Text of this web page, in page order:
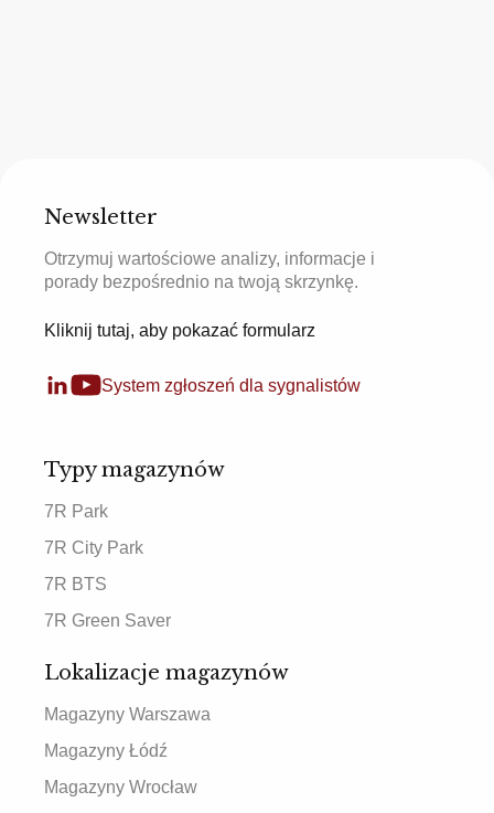
Newsletter
Otrzymuj wartościowe analizy, informacje i
porady bezpośrednio na twoją skrzynkę.
Kliknij tutaj, aby pokazać formularz
System zgłoszeń dla sygnalistów
Typy magazynów
7R Park
7R City Park
7R BTS
7R Green Saver
Lokalizacje magazynów
Magazyny Warszawa
Magazyny Łódź
Magazyny Wrocław